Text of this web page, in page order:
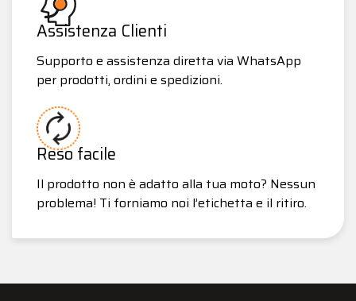
Assistenza Clienti
Supporto e assistenza diretta via WhatsApp
per prodotti, ordini e spedizioni.
Reso facile
Il prodotto non è adatto alla tua moto? Nessun
problema! Ti forniamo noi l’etichetta e il ritiro.